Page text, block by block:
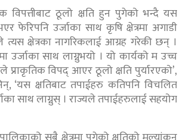
विपत्तीबाट ठूलो क्षति हुन पुगेको भन्दै यस
फेरिपनि उर्जाका साथ कृषि क्षेत्रमा अगाडी
त्यस क्षेत्रका नागरिकलाई आग्रह गरेकी छन् ।
उर्जाका साथ लाग्नुभयो । यो कार्यको म उच्च
प्राकृतिक विपद् आएर ठूलो क्षति पुर्यारएको’,
‘यस क्षतिबाट तपाईहरु कतिपनि विचलित
साथ लाग्नुस् । राज्यले तपाईहरुलाई सहयोग